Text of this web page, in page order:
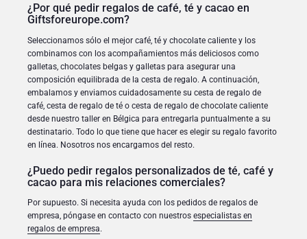
Regalos para él
Mejórate
Regalos para compartir
Regalos para bebés
Regalos para niños
Regalos de Navidad
¿Por qué pedir regalos de café, té y cacao en
Giftsforeurope.com?
Seleccionamos sólo el mejor café, té y chocolate caliente y los
combinamos con los acompañamientos más deliciosos como
galletas, chocolates belgas y galletas para asegurar una
composición equilibrada de la cesta de regalo. A continuación,
embalamos y enviamos cuidadosamente su cesta de regalo de
café, cesta de regalo de té o cesta de regalo de chocolate caliente
desde nuestro taller en Bélgica para entregarla puntualmente a su
destinatario. Todo lo que tiene que hacer es elegir su regalo favorito
en línea. Nosotros nos encargamos del resto.
¿Puedo pedir regalos personalizados de té, café y
cacao para mis relaciones comerciales?
Por supuesto. Si necesita ayuda con los pedidos de regalos de
empresa, póngase en contacto con nuestros especialistas en
regalos de empresa.